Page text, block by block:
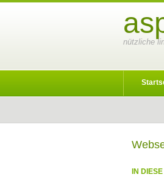
nützliche
IN